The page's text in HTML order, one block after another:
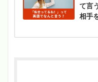
て言
相手